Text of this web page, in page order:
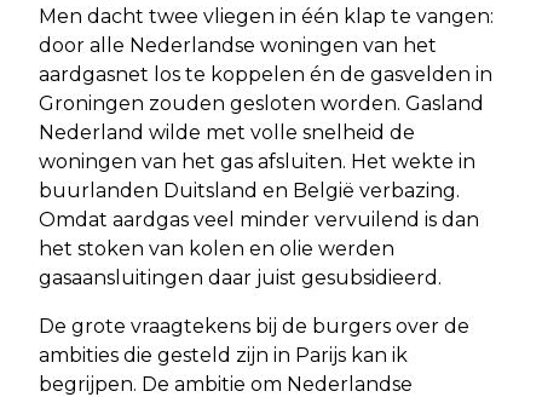
Men dacht twee vliegen in één klap te vangen:
door alle Nederlandse woningen van het
aardgasnet los te koppelen én de gasvelden in
Groningen zouden gesloten worden. Gasland
Nederland wilde met volle snelheid de
woningen van het gas afsluiten. Het wekte in
buurlanden Duitsland en België verbazing.
Omdat aardgas veel minder vervuilend is dan
het stoken van kolen en olie werden
gasaansluitingen daar juist gesubsidieerd.
De grote vraagtekens bij de burgers over de
ambities die gesteld zijn in Parijs kan ik
begrijpen. De ambitie om Nederlandse